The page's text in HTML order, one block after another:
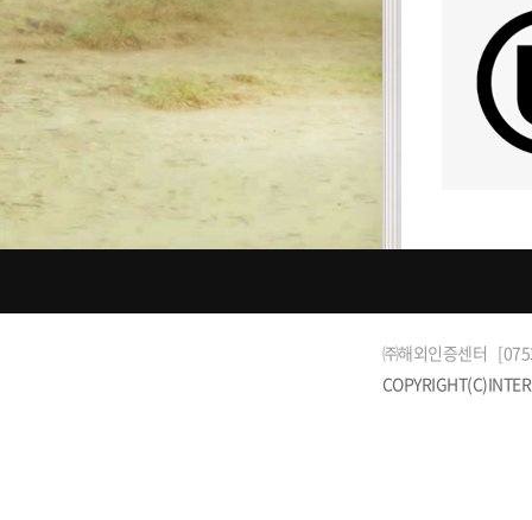
㈜해외인증센터